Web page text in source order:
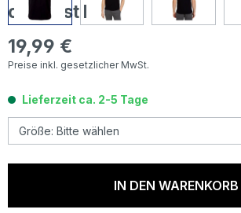
contrast black
Regulärer Preis:
19,99 €
Preise inkl. gesetzlicher MwSt.
Lieferzeit ca. 2-5 Tage
IN DEN WARENKORB